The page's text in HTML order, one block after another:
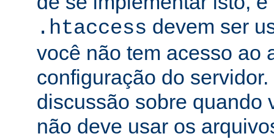
.htaccess devem ser
você não tem acesso ao
configuração do
discussão sobre quando
não deve usar os